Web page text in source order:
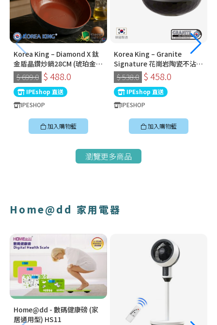
Korea King – Diamond X 鈦
金盾晶鑽炒鍋28CM (琥珀金) |
韓國製易潔鑊 (連蓋)
$ 699.0 $ 488.0
IPEshop 直送
IPESHOP
加入購物籃
Korea King – Granite
Signature 花崗岩陶瓷不沾鍋
〡32cm深炒鍋 〡經典炭黑色
〡韓國製易潔鑊
$ 538.0 $ 458.0
IPEshop 直送
IPESHOP
加入購物籃
瀏覽更多商品
Home@dd 家用電器
Home@dd - 數碼健康磅 (家
居通用型) HS11